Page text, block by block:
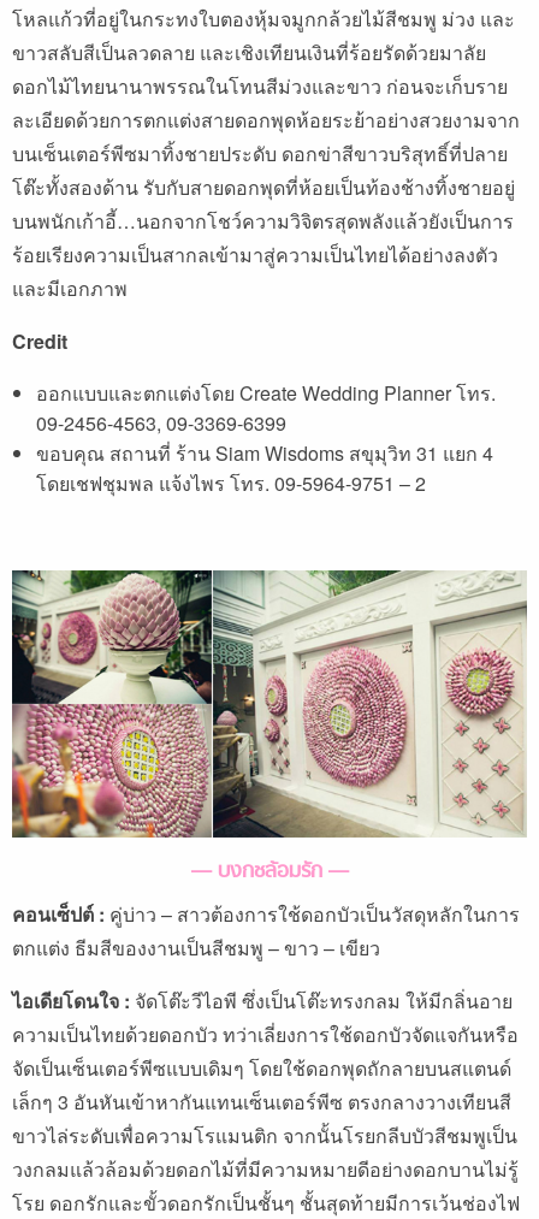
โหลแก้วที่อยู่ในกระทงใบตองหุ้มจมูกกล้วยไม้สีชมพู ม่วง และ
ขาวสลับสีเป็นลวดลาย และเชิงเทียนเงินที่ร้อยรัดด้วยมาลัย
ดอกไม้ไทยนานาพรรณในโทนสีม่วงและขาว ก่อนจะเก็บราย
ละเอียดด้วยการตกแต่งสายดอกพุดห้อยระย้าอย่างสวยงามจาก
บนเซ็นเตอร์พีซมาทิ้งชายประดับ ดอกข่าสีขาวบริสุทธิ์ที่ปลาย
โต๊ะทั้งสองด้าน รับกับสายดอกพุดที่ห้อยเป็นท้องช้างทิ้งชายอยู่
บนพนักเก้าอี้…นอกจากโชว์ความวิจิตรสุดพลังแล้วยังเป็นการ
ร้อยเรียงความเป็นสากลเข้ามาสู่ความเป็นไทยได้อย่างลงตัว
และมีเอกภาพ
Credit
ออกแบบและตกแต่งโดย Create Wedding Planner โทร.
09-2456-4563, 09-3369-6399
ขอบคุณ สถานที่ ร้าน Siam Wisdoms สขุมุวิท 31 แยก 4
โดยเชฟชุมพล แจ้งไพร โทร. 09-5964-9751 – 2
— บงกชล้อมรัก —
คอนเซ็ปต์ : คู่บ่าว – สาวต้องการใช้ดอกบัวเป็นวัสดุหลักในการ
ตกแต่ง ธีมสีของงานเป็นสีชมพู – ขาว – เขียว
ไอเดียโดนใจ : จัดโต๊ะวีไอพี ซึ่งเป็นโต๊ะทรงกลม ให้มีกลิ่นอาย
ความเป็นไทยด้วยดอกบัว ทว่าเลี่ยงการใช้ดอกบัวจัดแจกันหรือ
จัดเป็นเซ็นเตอร์พีซแบบเดิมๆ โดยใช้ดอกพุดถักลายบนสแตนด์
เล็กๆ 3 อันหันเข้าหากันแทนเซ็นเตอร์พีซ ตรงกลางวางเทียนสี
ขาวไล่ระดับเพื่อความโรแมนติก จากนั้นโรยกลีบบัวสีชมพูเป็น
วงกลมแล้วล้อมด้วยดอกไม้ที่มีความหมายดีอย่างดอกบานไม่รู้
โรย ดอกรักและขั้วดอกรักเป็นชั้นๆ ชั้นสุดท้ายมีการเว้นช่องไฟ